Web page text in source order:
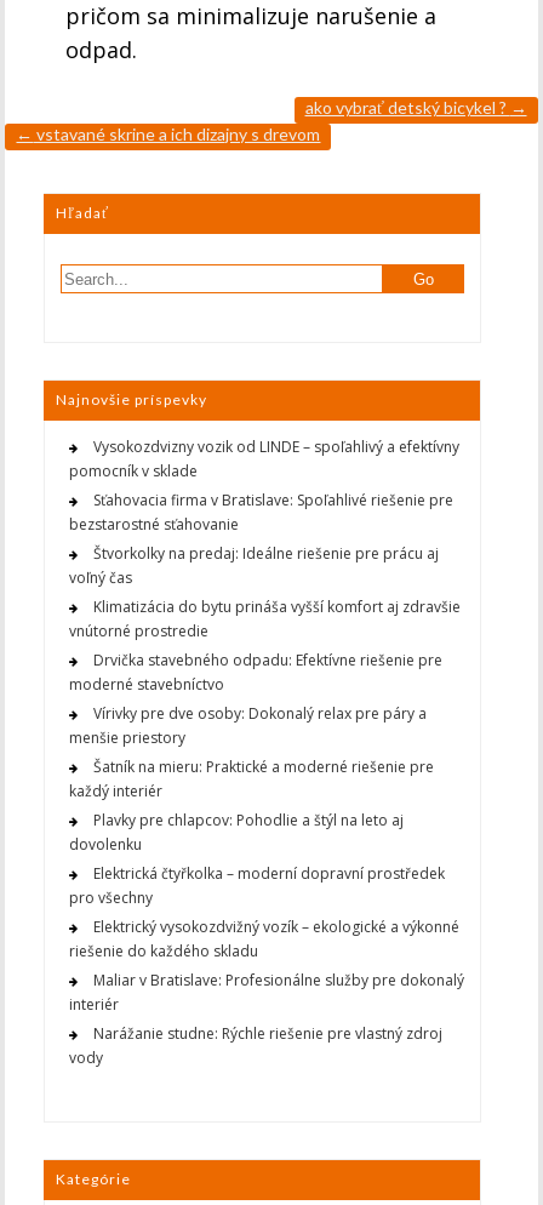
pričom sa minimalizuje narušenie a
odpad.
ako vybrať detský bicykel ? →
← vstavané skrine a ich dizajny s drevom
Hľadať
Najnovšie príspevky
Vysokozdvizny vozik od LINDE – spoľahlivý a efektívny
pomocník v sklade
Sťahovacia firma v Bratislave: Spoľahlivé riešenie pre
bezstarostné sťahovanie
Štvorkolky na predaj: Ideálne riešenie pre prácu aj
voľný čas
Klimatizácia do bytu prináša vyšší komfort aj zdravšie
vnútorné prostredie
Drvička stavebného odpadu: Efektívne riešenie pre
moderné stavebníctvo
Vírivky pre dve osoby: Dokonalý relax pre páry a
menšie priestory
Šatník na mieru: Praktické a moderné riešenie pre
každý interiér
Plavky pre chlapcov: Pohodlie a štýl na leto aj
dovolenku
Elektrická čtyřkolka – moderní dopravní prostředek
pro všechny
Elektrický vysokozdvižný vozík – ekologické a výkonné
riešenie do každého skladu
Maliar v Bratislave: Profesionálne služby pre dokonalý
interiér
Narážanie studne: Rýchle riešenie pre vlastný zdroj
vody
Kategórie